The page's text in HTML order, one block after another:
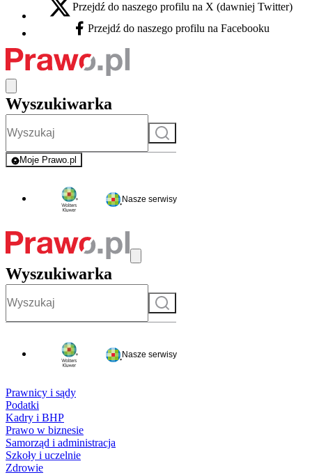
X - otwiera się w nowej karcie
Przejdź do naszego profilu na X (dawniej Twitter)
Facebook - otwiera się w nowej karcie
Przejdź do naszego profilu na Facebooku
Wyszukiwarka
Szukaj
Moje Prawo.pl
- rejestracja i logowanie do serwisu
Nasze serwisy
Wyszukiwarka
Szukaj
Nasze serwisy
Prawnicy i sądy
Podatki
Kadry i BHP
Prawo w biznesie
Samorząd i administracja
Szkoły i uczelnie
Zdrowie